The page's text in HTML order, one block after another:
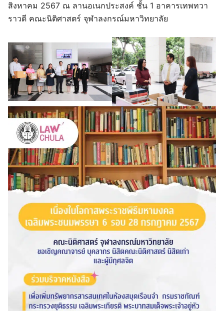
สิงหาคม 2567 ณ ลานอเนกประสงค์ ชั้น 1 อาคารเทพทวา
ราวดี คณะนิติศาสตร์ จุฬาลงกรณ์มหาวิทยาลัย